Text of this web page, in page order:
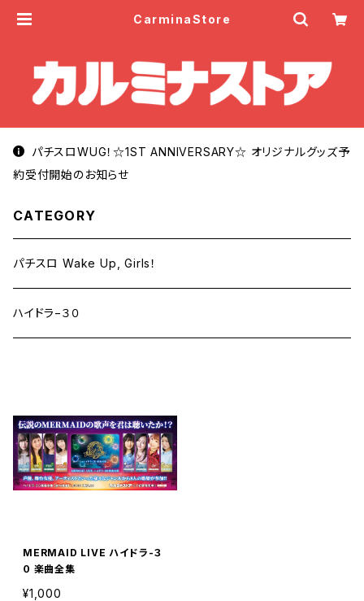
CarminaStore
パチスロWUG！☆1ST ANNIVERSARY☆ オリジナルグッズ予
約受付開始のお知らせ
CATEGORY
パチスロ Wake Up, Girls！
ハイドラ−３０
MERMAID LIVE ハイドラ-３
０ 楽曲全集
¥1,000